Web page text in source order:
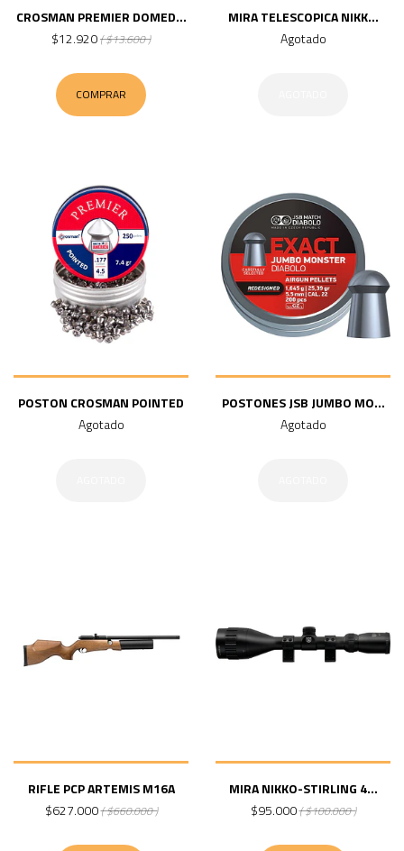
CROSMAN PREMIER DOMED...
$12.920( $13.600 )
COMPRAR
MIRA TELESCOPICA NIKK...
Agotado
POSTON CROSMAN POINTED
Agotado
POSTONES JSB JUMBO MO...
Agotado
RIFLE PCP ARTEMIS M16A
$627.000( $660.000 )
MIRA NIKKO-STIRLING 4...
$95.000( $100.000 )